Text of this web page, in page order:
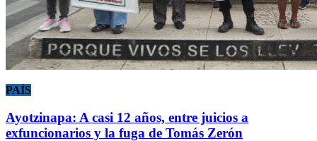
PAÍS
Ayotzinapa: A casi 12 años, entre juicios a
exfuncionarios y la fuga de Tomás Zerón